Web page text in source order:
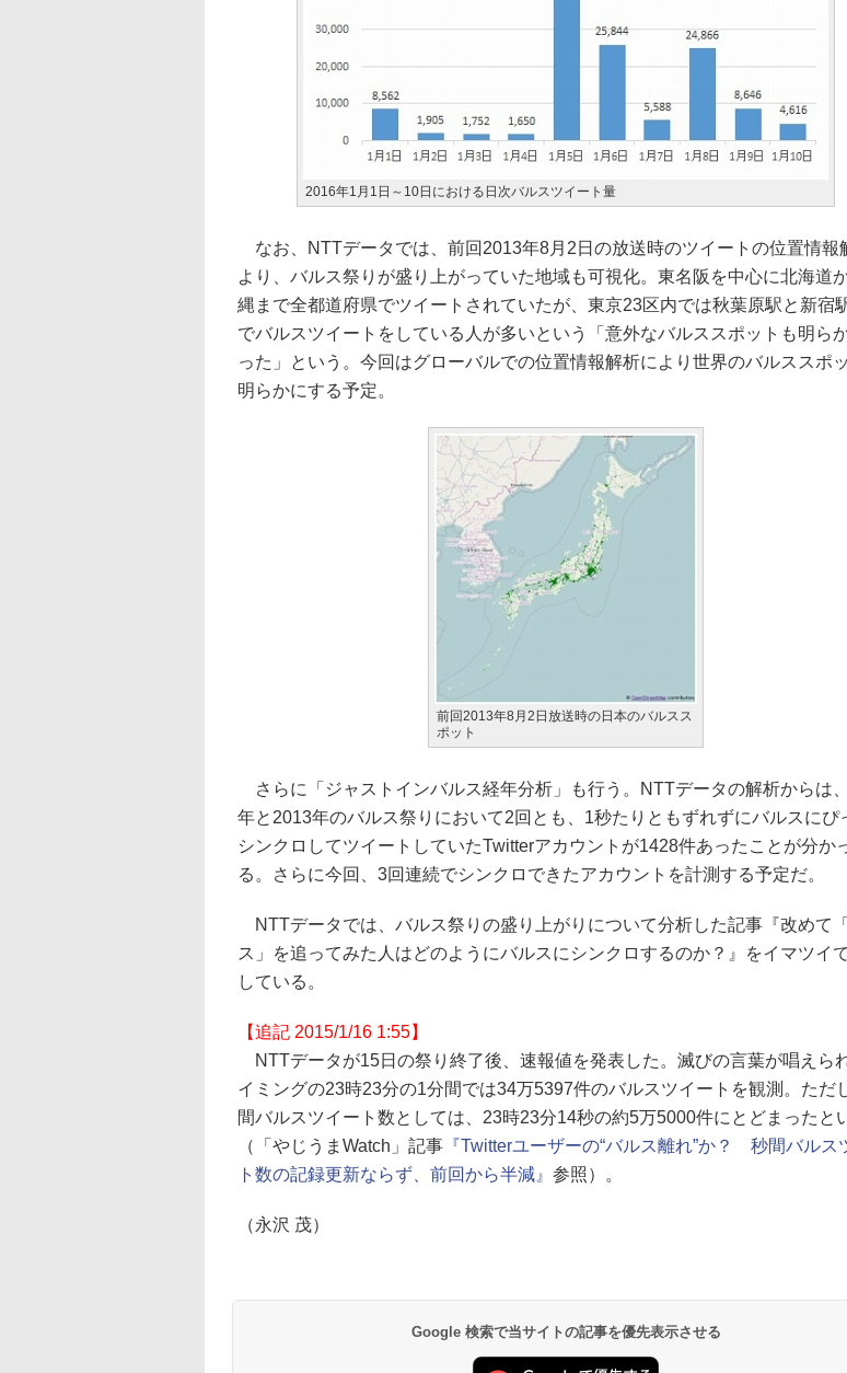
2016年1月1日～10日における日次バルスツイート量
なお、NTTデータでは、前回2013年8月2日の放送時のツイートの位置情報
より、バルス祭りが盛り上がっていた地域も可視化。東名阪を中心に北海道
縄まで全都道府県でツイートされていたが、東京23区内では秋葉原駅と新宿
でバルスツイートをしている人が多いという「意外なバルススポットも明ら
った」という。今回はグローバルでの位置情報解析により世界のバルススポ
明らかにする予定。
前回2013年8月2日放送時の日本のバルスス
ポット
さらに「ジャストインバルス経年分析」も行う。NTTデータの解析からは
年と2013年のバルス祭りにおいて2回とも、1秒たりともずれずにバルスにぴ
シンクロしてツイートしていたTwitterアカウントが1428件あったことが分か
る。さらに今回、3回連続でシンクロできたアカウントを計測する予定だ。
NTTデータでは、バルス祭りの盛り上がりについて分析した記事『改めて
ス」を追ってみた人はどのようにバルスにシンクロするのか？』をイマツイ
している。
【追記 2015/1/16 1:55】
NTTデータが15日の祭り終了後、速報値を発表した。滅びの言葉が唱えら
イミングの23時23分の1分間では34万5397件のバルスツイートを観測。ただ
間バルスツイート数としては、23時23分14秒の約5万5000件にとどまったと
（「やじうまWatch」記事 『Twitterユーザーの“バルス離れ”か？ 秒間バルス
ト数の記録更新ならず、前回から半減』 参照）。
（永沢 茂）
Google 検索で当サイトの記事を優先表示させる